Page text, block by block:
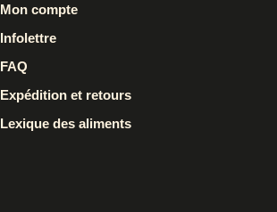
Mon compte
Infolettre
FAQ
Expédition et retours
Lexique des aliments